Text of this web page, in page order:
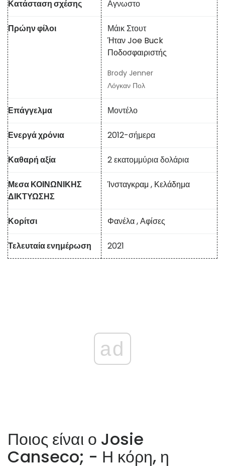
Κατάσταση σχέσης Αγνωστο
Πρώην φίλοι
Μάικ Στουτ
Ήταν Joe Buck
Ποδοσφαιριστής
Brody Jenner
Λόγκαν Πολ
Επάγγελμα Μοντέλο
Ενεργά χρόνια 2012-σήμερα
Καθαρή αξία 2 εκατομμύρια δολάρια
Μεσα ΚΟΙΝΩΝΙΚΗΣ
ΔΙΚΤΥΩΣΗΣ
Ίνσταγκραμ , Κελάδημα
Κορίτσι Φανέλα,Αφίσες
Τελευταία ενημέρωση 2021
ad
Ποιος είναι ο Josie
Canseco; - Η κόρη, η